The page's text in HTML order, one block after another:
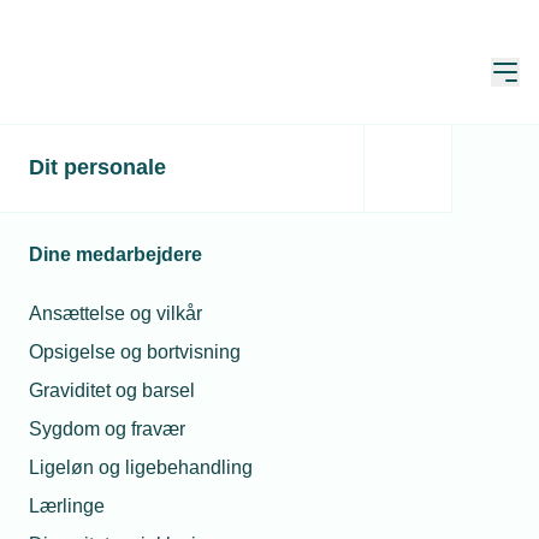
Dit personale
Dine medarbejdere
Ansættelse og vilkår
Opsigelse og bortvisning
Graviditet og barsel
Sygdom og fravær
Ligeløn og ligebehandling
Lærlinge
SOMMERTUR TIL
SUPERSYGEHUS
Kære medlemmer, seniorer og jeres
bedre halvdele. Kom på en spændende
rundvisning på det nye supersygehus i
Hillerød, hvor det bliver muligt at se
projektet.